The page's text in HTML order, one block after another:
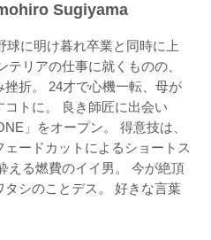
Sugiyama
球に明け暮れ卒業と同時に上
リアの仕事に就くものの、
折。 24才で心機一転、母が
トに。 良き師匠に出会い
」をオープン。 得意技は、
ードカットによるショートス
える燃費のイイ男。 今が絶頂
シのことデス。 好きな言葉